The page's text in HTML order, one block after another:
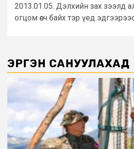
2013.01.05. Дэлхийн зах зээлд
огцом өсч байх тэр үед
ЭРГЭН САНУУЛАХАД